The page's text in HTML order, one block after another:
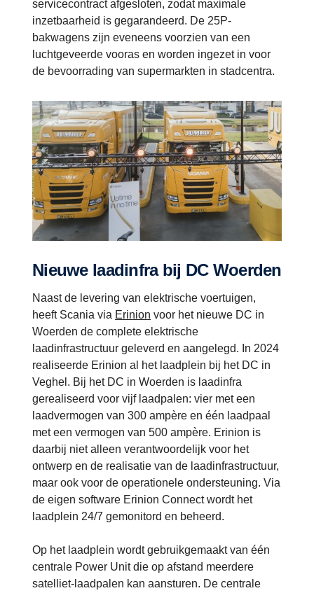
servicecontract afgesloten, zodat maximale
inzetbaarheid is gegarandeerd. De 25P-
bakwagens zijn eveneens voorzien van een
luchtgeveerde vooras en worden ingezet in voor
de bevoorrading van supermarkten in stadcentra.
Nieuwe laadinfra bij DC Woerden
Naast de levering van elektrische voertuigen,
heeft Scania via Erinion voor het nieuwe DC in
Woerden de complete elektrische
laadinfrastructuur geleverd en aangelegd. In 2024
realiseerde Erinion al het laadplein bij het DC in
Veghel. Bij het DC in Woerden is laadinfra
gerealiseerd voor vijf laadpalen: vier met een
laadvermogen van 300 ampère en één laadpaal
met een vermogen van 500 ampère. Erinion is
daarbij niet alleen verantwoordelijk voor het
ontwerp en de realisatie van de laadinfrastructuur,
maar ook voor de operationele ondersteuning. Via
de eigen software Erinion Connect wordt het
laadplein 24/7 gemonitord en beheerd.
Op het laadplein wordt gebruikgemaakt van één
centrale Power Unit die op afstand meerdere
satelliet-laadpalen kan aansturen. De centrale